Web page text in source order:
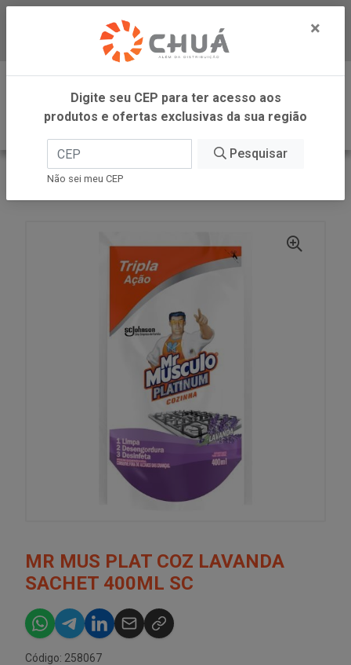
Baixe já nosso APP
0
INÍCIO
SC JOHNSON
MR MUS PLAT COZ LAVANDA
SACHET 400ML SC
Código: 258067
×
Digite seu CEP para ter acesso aos
produtos e ofertas exclusivas da sua região
Pesquisar
Não sei meu CEP